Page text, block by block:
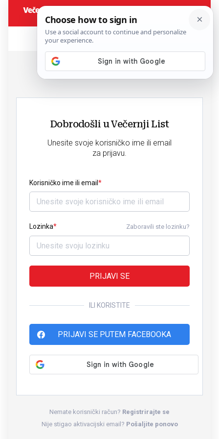
Dobrodošli u Večernji List
Unesite svoje korisničko ime ili email
za prijavu.
Korisničko ime ili email
Lozinka Zaboravili ste lozinku?
PRIJAVI SE
ILI KORISTITE
PRIJAVI SE PUTEM FACEBOOKA
Nemate korisnički račun? Registrirajte se
Nije stigao aktivacijski email? Pošaljite ponovo